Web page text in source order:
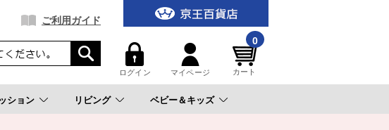
ご利用ガイド
ログイン マイページ
0
カート
ション リビング ベビー＆キッズ